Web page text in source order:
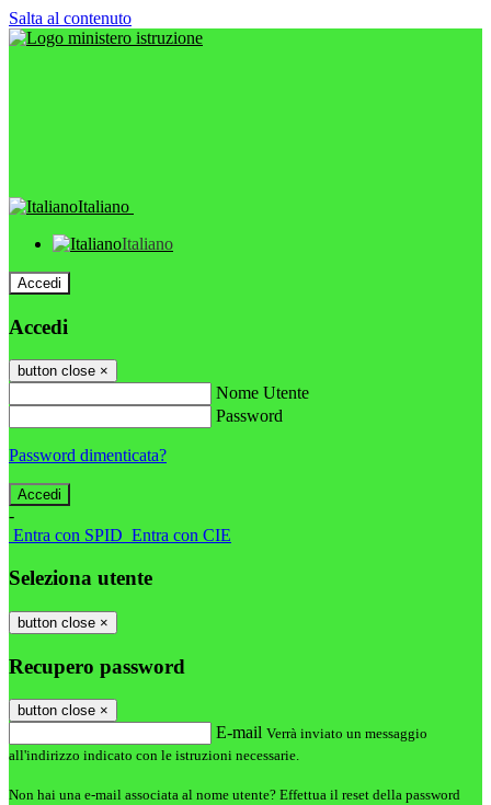
Salta al contenuto
Italiano
Italiano
Accedi
Accedi
button close ×
Nome Utente
Password
Password dimenticata?
-
Entra con SPID Entra con CIE
Seleziona utente
button close ×
Recupero password
button close ×
E-mail Verrà inviato un messaggio
all'indirizzo indicato con le istruzioni necessarie.
Non hai una e-mail associata al nome utente? Effettua il reset della password